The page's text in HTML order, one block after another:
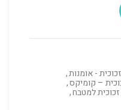
- אומנות,
– קומיקס,
למטבח,